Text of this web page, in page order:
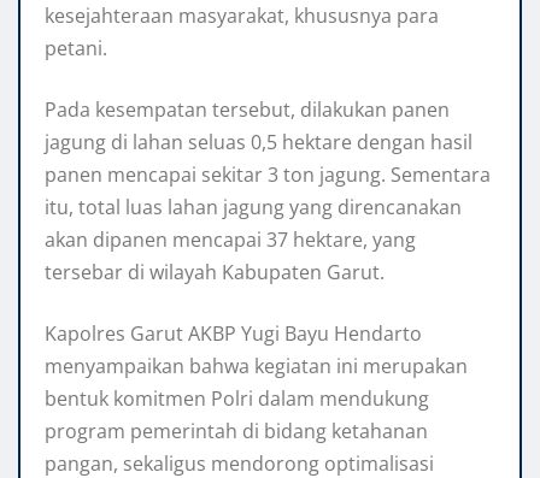
kesejahteraan masyarakat, khususnya para
petani.
Pada kesempatan tersebut, dilakukan panen
jagung di lahan seluas 0,5 hektare dengan hasil
panen mencapai sekitar 3 ton jagung. Sementara
itu, total luas lahan jagung yang direncanakan
akan dipanen mencapai 37 hektare, yang
tersebar di wilayah Kabupaten Garut.
Kapolres Garut AKBP Yugi Bayu Hendarto
menyampaikan bahwa kegiatan ini merupakan
bentuk komitmen Polri dalam mendukung
program pemerintah di bidang ketahanan
pangan, sekaligus mendorong optimalisasi